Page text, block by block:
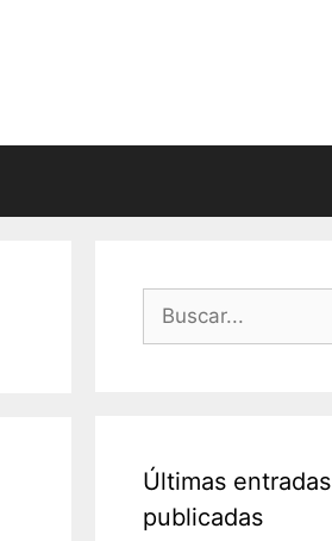
Buscar:
Últimas entradas
publicadas